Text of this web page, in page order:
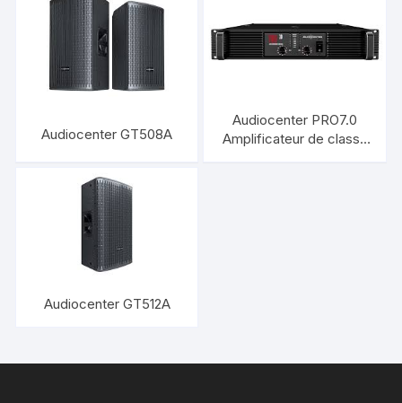
Audiocenter GT508A
Audiocenter PRO7.0
Amplificateur de classe
Audiocenter GT512A